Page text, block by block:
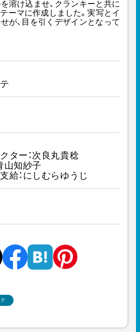
溶け込ませ、クランキーと共に
ーマに作成しました。実写とイ
が、目を引くデザインとなって
ター：次良丸貴稔
山知紗子
給：にしむらゆうじ